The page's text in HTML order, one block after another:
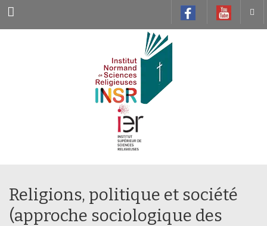
Menu
Religions, politique et société
(approche sociologique des